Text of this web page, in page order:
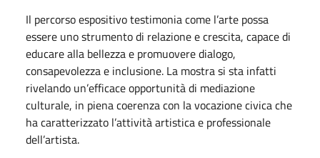
Il percorso espositivo testimonia come l’arte possa
essere uno strumento di relazione e crescita, capace di
educare alla bellezza e promuovere dialogo,
consapevolezza e inclusione. La mostra si sta infatti
rivelando un’efficace opportunità di mediazione
culturale, in piena coerenza con la vocazione civica che
ha caratterizzato l’attività artistica e professionale
dell’artista.